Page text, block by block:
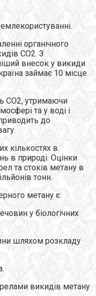
органічного
СО2. З
внесок у викиди
займає 10 місце
СО2, утримаючи
та у воді і
до
кількостях в
в природі. Оцінки
та стоків метану в
тонн.
метану є:
у біологічних
шляхом розкладу
викидів метану